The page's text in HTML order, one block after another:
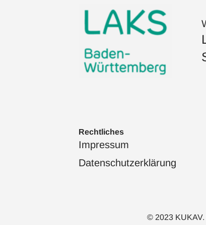
Rechtliches
Impressum
Datenschutzerklärung
© 2023 KUKAV.